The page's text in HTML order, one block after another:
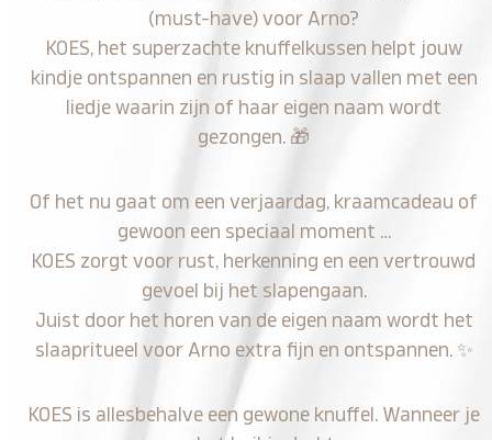
(must-have) voor Arno?
KOES, het superzachte knuffelkussen helpt jouw
kindje ontspannen en rustig in slaap vallen met een
liedje waarin zijn of haar eigen naam wordt
gezongen. 🎁
Of het nu gaat om een verjaardag, kraamcadeau of
gewoon een speciaal moment …
KOES zorgt voor rust, herkenning en een vertrouwd
gevoel bij het slapengaan.
Juist door het horen van de eigen naam wordt het
slaapritueel voor Arno extra fijn en ontspannen. ✨
KOES is allesbehalve een gewone knuffel. Wanneer je